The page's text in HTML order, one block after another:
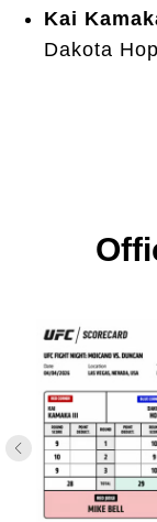
Kai
Dakota